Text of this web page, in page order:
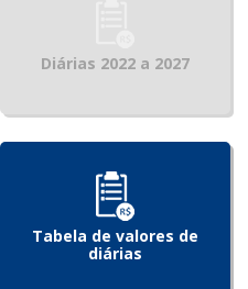
Diárias 2022 a 2027
Tabela de valores de
diárias